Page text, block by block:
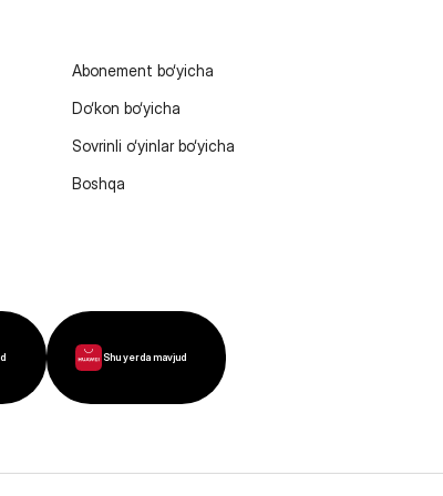
Abonement bo‘yicha
Do‘kon bo‘yicha
Sovrinli o‘yinlar bo‘yicha
Boshqa
Shu yerda mavjud